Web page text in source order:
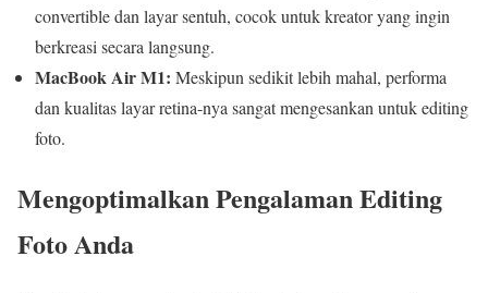
convertible dan layar sentuh, cocok untuk kreator yang ingin
berkreasi secara langsung.
MacBook Air M1: Meskipun sedikit lebih mahal, performa
dan kualitas layar retina-nya sangat mengesankan untuk editing
foto.
Mengoptimalkan Pengalaman Editing
Foto Anda